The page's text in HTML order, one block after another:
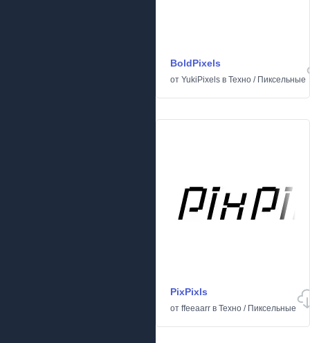
BoldPixels
от YukiPixels в Техно / Пиксельные
PixPixls
от ffeeaarr в Техно / Пиксельные